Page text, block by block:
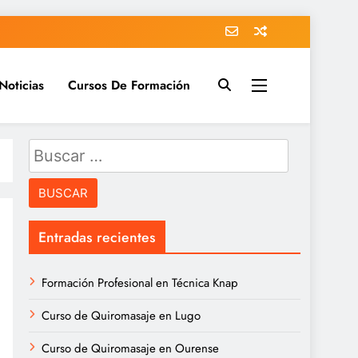
más + cursos y masters
Noticias Cursos De Formación
Buscar:
Entradas recientes
Formación Profesional en Técnica Knap
Curso de Quiromasaje en Lugo
Curso de Quiromasaje en Ourense